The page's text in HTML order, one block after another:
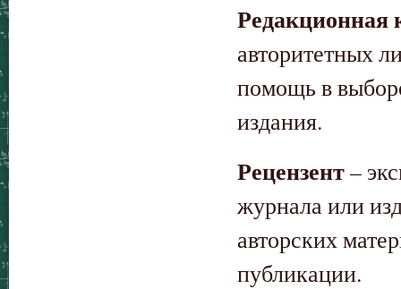
Редакционная
авторитетных
помощь в
издания.
Рецензент–
журнала или
авторских
публикации.